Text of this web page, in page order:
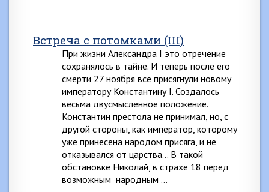
Встреча с потомками (III)
При жизни Александра I это отречение
сохранялось в тайне. И теперь после его
смерти 27 ноября все присягнули новому
императору Константину I. Создалось
весьма двусмысленное положение.
Константин престола не принимал, но, с
другой стороны, как император, которому
уже принесена народом присяга, и не
отказывался от царства… В такой
обстановке Николай, в страхе 18 перед
возможным народным …